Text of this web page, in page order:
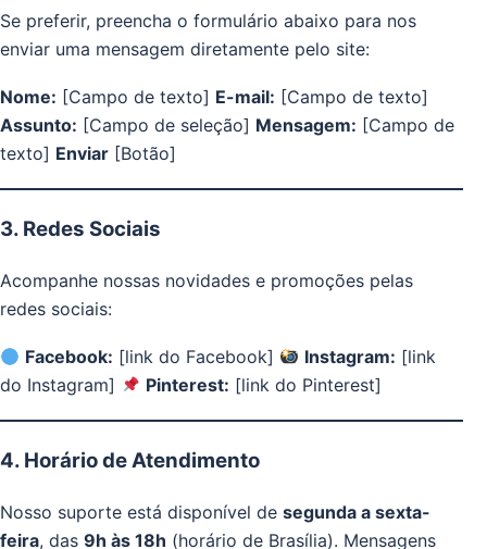
Se preferir, preencha o formulário abaixo para nos
enviar uma mensagem diretamente pelo site:
Nome: [Campo de texto] E-mail: [Campo de texto]
Assunto: [Campo de seleção] Mensagem: [Campo de
texto] Enviar [Botão]
3. Redes Sociais
Acompanhe nossas novidades e promoções pelas
redes sociais:
Facebook: [link do Facebook] Instagram: [link
do Instagram]
Pinterest: [link do Pinterest]
4. Horário de Atendimento
Nosso suporte está disponível de segunda a sexta-
feira, das 9h às 18h (horário de Brasília). Mensagens